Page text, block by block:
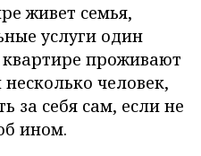
живет семья,
услуги один
проживают
человек,
за себя сам, если не
ином.